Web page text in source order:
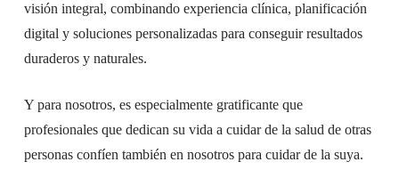
visión integral, combinando experiencia clínica, planificación
digital y soluciones personalizadas para conseguir resultados
duraderos y naturales.
Y para nosotros, es especialmente gratificante que
profesionales que dedican su vida a cuidar de la salud de otras
personas confíen también en nosotros para cuidar de la suya.